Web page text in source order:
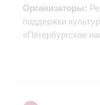
Организаторы:
поддержки
«Петербургское